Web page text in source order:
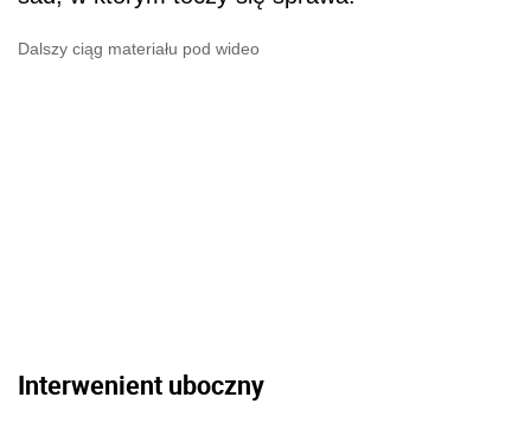
Dalszy ciąg materiału pod wideo
Interwenient uboczny